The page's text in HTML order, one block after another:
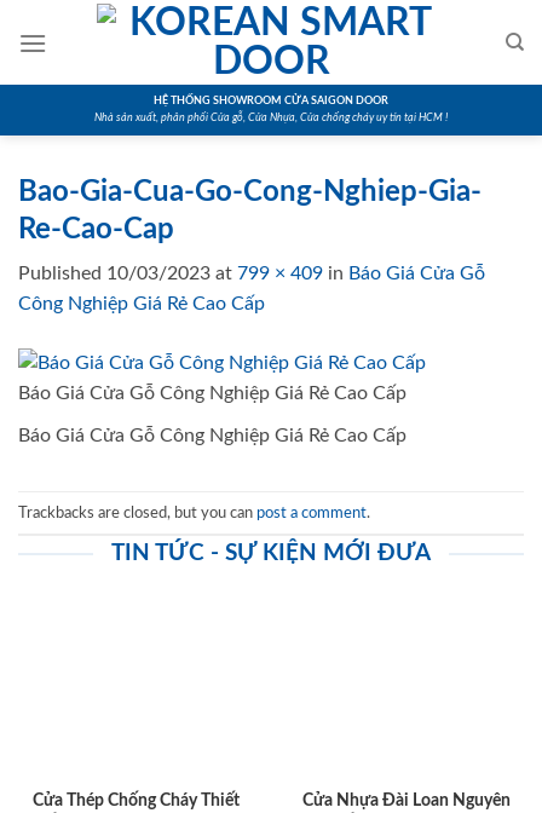
HỆ THỐNG SHOWROOM CỬA SAIGON DOOR
Nhà sản xuất, phân phối Cửa gỗ, Cửa Nhựa, Cửa chống cháy uy tín tại HCM !
Bao-Gia-Cua-Go-Cong-Nghiep-Gia-
Re-Cao-Cap
Published 10/03/2023 at 799 × 409 in Báo Giá Cửa Gỗ
Công Nghiệp Giá Rẻ Cao Cấp
Báo Giá Cửa Gỗ Công Nghiệp Giá Rẻ Cao Cấp
Báo Giá Cửa Gỗ Công Nghiệp Giá Rẻ Cao Cấp
Trackbacks are closed, but you can post a comment.
TIN TỨC - SỰ KIỆN MỚI ĐƯA
Cửa Thép Chống Cháy Thiết
Cửa Nhựa Đài Loan Nguyên